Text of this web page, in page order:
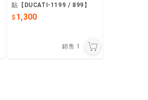
貼【DUCATI-1199 / 899】
1,300
銷售 1